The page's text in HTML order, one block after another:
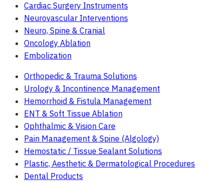
Cardiac Surgery Instruments
Neurovascular Interventions
Neuro, Spine & Cranial
Oncology Ablation
Embolization
Orthopedic & Trauma Solutions
Urology & Incontinence Management
Hemorrhoid & Fistula Management
ENT & Soft Tissue Ablation
Ophthalmic & Vision Care
Pain Management & Spine (Algology)
Hemostatic / Tissue Sealant Solutions
Plastic, Aesthetic & Dermatological Procedures
Dental Products